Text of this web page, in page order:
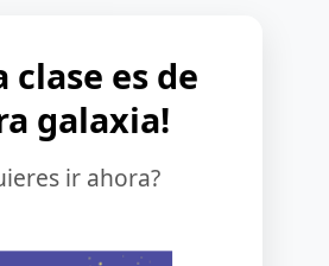
clase es de
galaxia!
ir ahora?